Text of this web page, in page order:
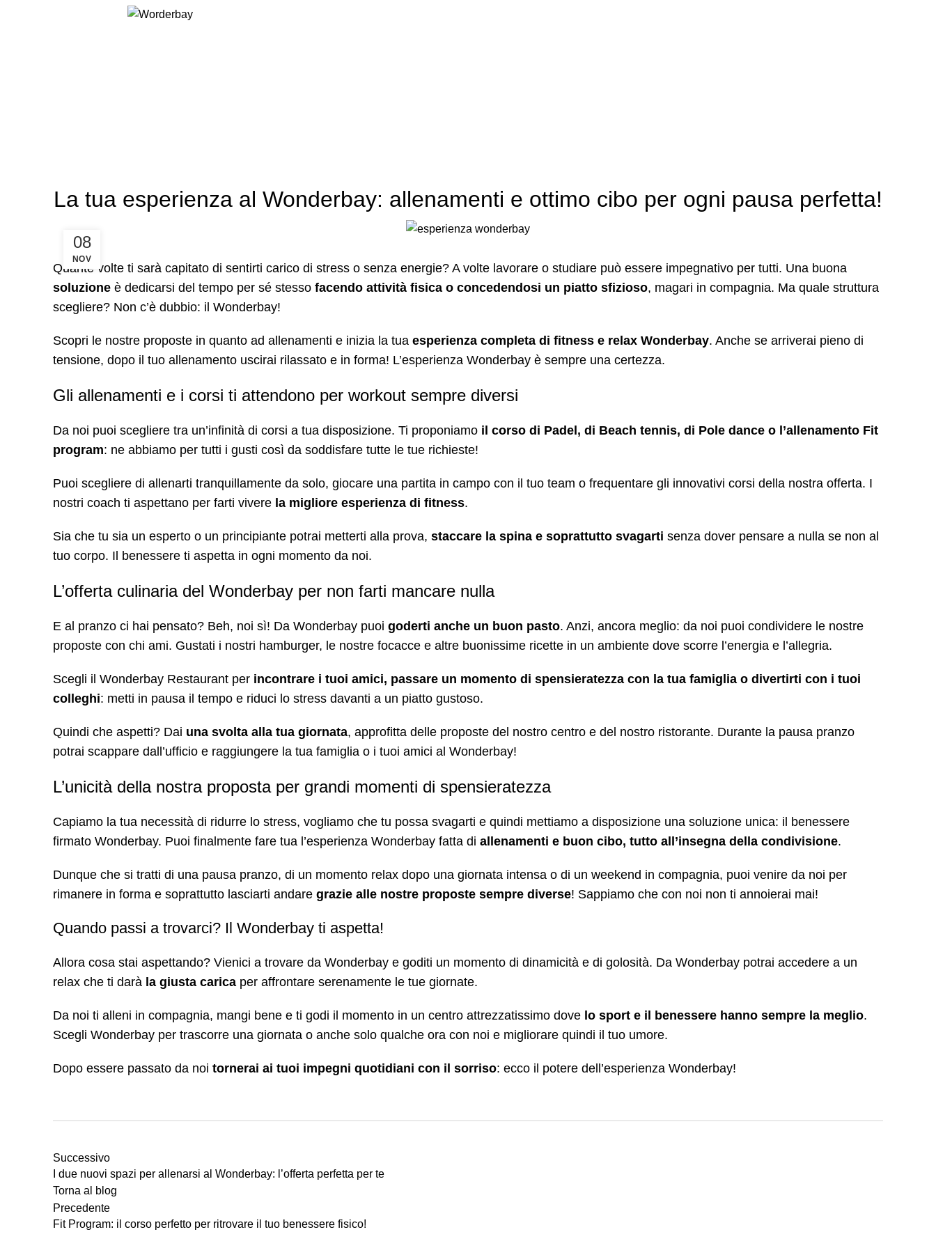
La tua esperienza al Wonderbay: allenamenti e ottimo cibo per ogni pausa perfetta!
08
NOV
Quante volte ti sarà capitato di sentirti carico di stress o senza energie? A volte lavorare o studiare può essere impegnativo per tutti. Una buona
soluzione è dedicarsi del tempo per sé stesso facendo attività fisica o concedendosi un piatto sfizioso, magari in compagnia. Ma quale struttura
scegliere? Non c’è dubbio: il Wonderbay!
Scopri le nostre proposte in quanto ad allenamenti e inizia la tua esperienza completa di fitness e relax Wonderbay. Anche se arriverai pieno di
tensione, dopo il tuo allenamento uscirai rilassato e in forma! L’esperienza Wonderbay è sempre una certezza.
Gli allenamenti e i corsi ti attendono per workout sempre diversi
Da noi puoi scegliere tra un’infinità di corsi a tua disposizione. Ti proponiamo il corso di Padel, di Beach tennis, di Pole dance o l’allenamento Fit
program: ne abbiamo per tutti i gusti così da soddisfare tutte le tue richieste!
Puoi scegliere di allenarti tranquillamente da solo, giocare una partita in campo con il tuo team o frequentare gli innovativi corsi della nostra offerta. I
nostri coach ti aspettano per farti vivere la migliore esperienza di fitness.
Sia che tu sia un esperto o un principiante potrai metterti alla prova, staccare la spina e soprattutto svagarti senza dover pensare a nulla se non al
tuo corpo. Il benessere ti aspetta in ogni momento da noi.
L’offerta culinaria del Wonderbay per non farti mancare nulla
E al pranzo ci hai pensato? Beh, noi sì! Da Wonderbay puoi goderti anche un buon pasto. Anzi, ancora meglio: da noi puoi condividere le nostre
proposte con chi ami. Gustati i nostri hamburger, le nostre focacce e altre buonissime ricette in un ambiente dove scorre l’energia e l’allegria.
Scegli il Wonderbay Restaurant per incontrare i tuoi amici, passare un momento di spensieratezza con la tua famiglia o divertirti con i tuoi
colleghi: metti in pausa il tempo e riduci lo stress davanti a un piatto gustoso.
Quindi che aspetti? Dai una svolta alla tua giornata, approfitta delle proposte del nostro centro e del nostro ristorante. Durante la pausa pranzo
potrai scappare dall’ufficio e raggiungere la tua famiglia o i tuoi amici al Wonderbay!
L’unicità della nostra proposta per grandi momenti di spensieratezza
Capiamo la tua necessità di ridurre lo stress, vogliamo che tu possa svagarti e quindi mettiamo a disposizione una soluzione unica: il benessere
firmato Wonderbay. Puoi finalmente fare tua l’esperienza Wonderbay fatta di allenamenti e buon cibo, tutto all’insegna della condivisione.
Dunque che si tratti di una pausa pranzo, di un momento relax dopo una giornata intensa o di un weekend in compagnia, puoi venire da noi per
rimanere in forma e soprattutto lasciarti andare grazie alle nostre proposte sempre diverse! Sappiamo che con noi non ti annoierai mai!
Quando passi a trovarci? Il Wonderbay ti aspetta!
Allora cosa stai aspettando? Vienici a trovare da Wonderbay e goditi un momento di dinamicità e di golosità. Da Wonderbay potrai accedere a un
relax che ti darà la giusta carica per affrontare serenamente le tue giornate.
Da noi ti alleni in compagnia, mangi bene e ti godi il momento in un centro attrezzatissimo dove lo sport e il benessere hanno sempre la meglio.
Scegli Wonderbay per trascorre una giornata o anche solo qualche ora con noi e migliorare quindi il tuo umore.
Dopo essere passato da noi tornerai ai tuoi impegni quotidiani con il sorriso: ecco il potere dell’esperienza Wonderbay!
Successivo
I due nuovi spazi per allenarsi al Wonderbay: l’offerta perfetta per te
Torna al blog
Precedente
Fit Program: il corso perfetto per ritrovare il tuo benessere fisico!